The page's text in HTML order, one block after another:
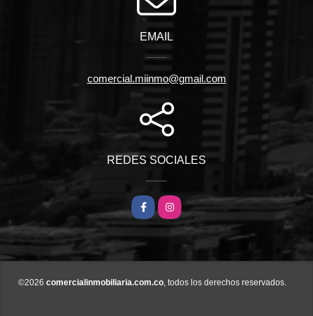
EMAIL
comercial.miinmo@gmail.com
REDES SOCIALES
FacebookInstagram
©2026 comercialinmobiliaria.com.co, todos los derechos reservados.